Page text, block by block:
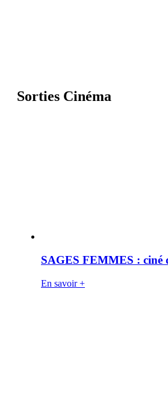
Sorties Cinéma
SAGES FEMMES : ciné
En savoir +